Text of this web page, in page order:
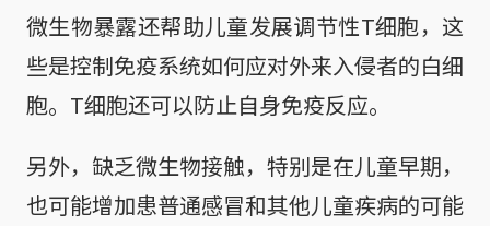
微生物暴露还帮助儿童发展调节性T细胞，这
些是控制免疫系统如何应对外来入侵者的白细
胞。T细胞还可以防止自身免疫反应。
另外，缺乏微生物接触，特别是在儿童早期，
也可能增加患普通感冒和其他儿童疾病的可能